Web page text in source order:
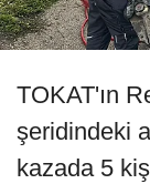
TOKAT'ın
şeridindeki
kazada 5